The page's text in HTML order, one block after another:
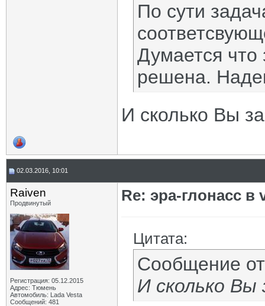
По сути
Думается что
решена.
И сколько Вы
02.03.2016, 10:01
Raiven
Продвинутый
Регистрация: 05.12.2015
Адрес: Тюмень
Автомобиль: Lada Vesta
Сообщений: 481
Re: эра-глонасс в
Цитата:
Сообщение
И сколько